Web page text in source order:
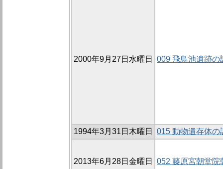
2000年9月27日水曜日 009 飛鳥池遺跡
1994年3月31日木曜日 015 動物遺存体の
2013年6月28日金曜日 052 藤原宮朝堂院